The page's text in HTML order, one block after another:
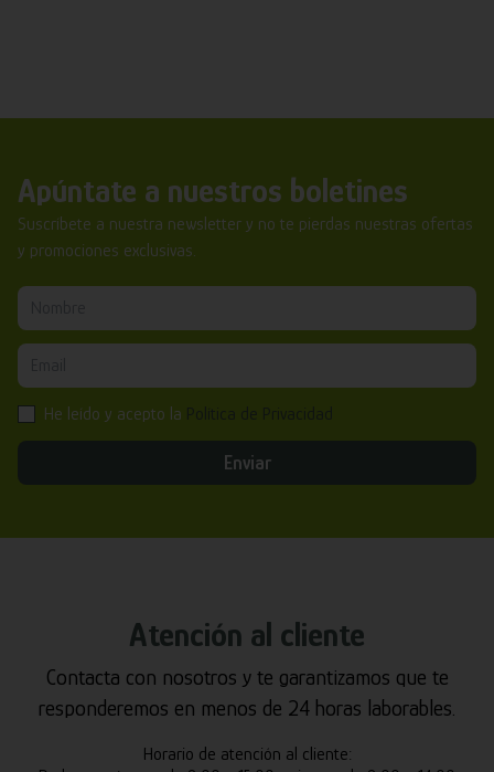
Apúntate a nuestros boletines
Suscríbete a nuestra newsletter y no te pierdas nuestras ofertas
y promociones exclusivas.
He leído y acepto la
Enviar
Atención al cliente
Contacta con nosotros y te garantizamos que te
responderemos en menos de 24 horas laborables.
Horario de atención al cliente: